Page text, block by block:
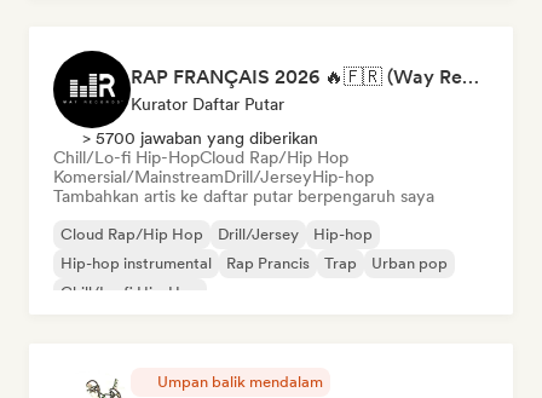
RAP FRANÇAIS 2026 🔥🇫🇷 (Way Records)
Kurator Daftar Putar
> 5700 jawaban yang diberikan
Chill/Lo-fi Hip-HopCloud Rap/Hip Hop
Komersial/MainstreamDrill/JerseyHip-hop
Tambahkan artis ke daftar putar berpengaruh saya
Cloud Rap/Hip Hop Drill/Jersey
Hip-hop
Hip-hop instrumental
Rap Prancis Trap
Urban pop
Chill/Lo-fi Hip-Hop
Umpan balik mendalam